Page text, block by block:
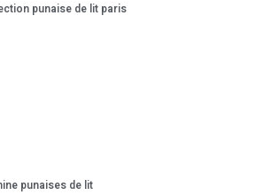
punaise de lit paris
punaises de lit